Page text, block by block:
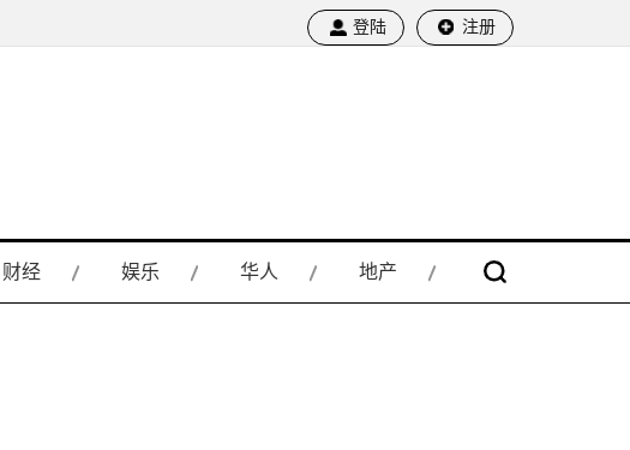
登陆 注册
财经 娱乐 华人 地产